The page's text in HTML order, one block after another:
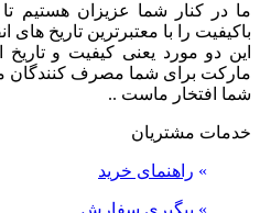
ما در کنار شما عزیزان هستیم
باکیفیت را با معتبرترین تاریخ های
این دو مورد یعنی کیفیت و
مارکت برای شما مصرف کنندگان
شما افتخار ماست ..
خدمات مشتریان
» راهنمای خرید